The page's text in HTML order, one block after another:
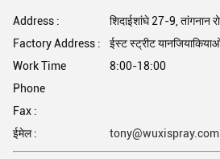
Address :
Factory Address :
Work Time
8:00-18:00
Phone
Fax :
ईमेल :
tony@wuxispray.com